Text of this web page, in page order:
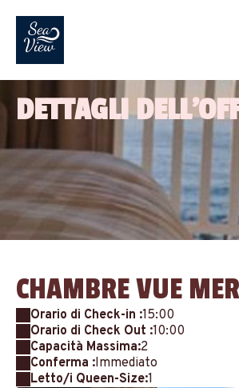
DETTAGLI
CHAMBRE VUE
Orario di Check-in :15:00
Orario di Check Out :10:00
Capacità Massima:2
Conferma :Immediato
Letto/i Queen-Size:1